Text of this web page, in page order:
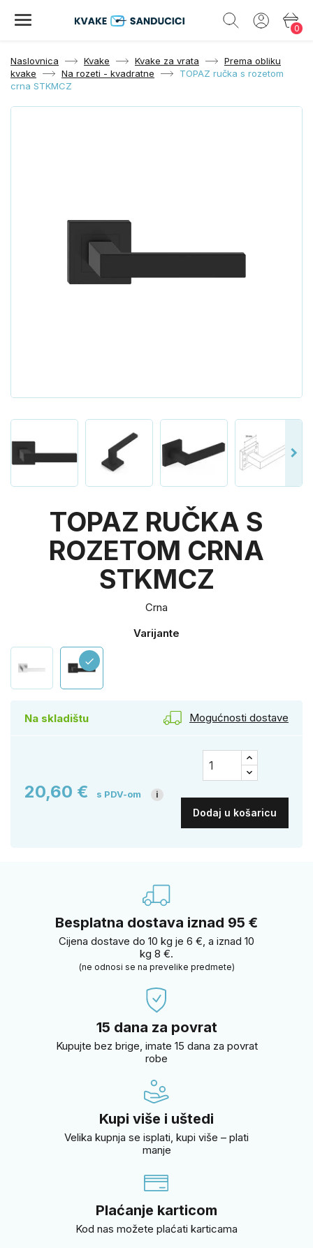
0
Naslovnica Kvake Kvake za vrata
Prema obliku
kvake
Na rozeti - kvadratne
TOPAZ ručka s rozetom
crna STKMCZ
TOPAZ RUČKA S
ROZETOM CRNA
STKMCZ
Crna
Varijante
check
Na skladištu Mogućnosti dostave
20,60 € s PDV-om i
Dodaj u košaricu
Besplatna dostava iznad 95 €
Cijena dostave do 10 kg je 6 €, a iznad 10
kg 8 €.
(ne odnosi se na prevelike predmete)
15 dana za povrat
Kupujte bez brige, imate 15 dana za povrat
robe
Kupi više i uštedi
Velika kupnja se isplati, kupi više – plati
manje
Plaćanje karticom
Kod nas možete plaćati karticama